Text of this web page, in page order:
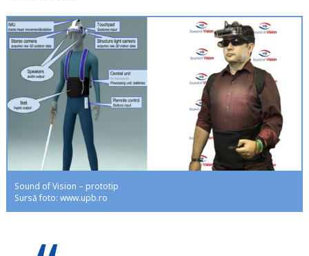
Sound of Vision – prototip
Sursă foto: www.upb.ro